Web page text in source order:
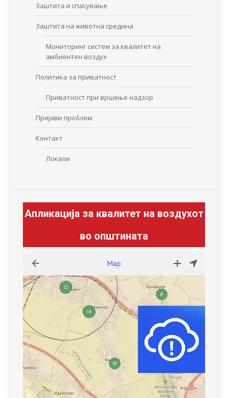
Заштита и спасување
Заштита на животна средина
Мониторинг систем за квалитет на
амбиентен воздух
Политика за приватност
Приватност при вршење надзор
Пријави проблем
Контакт
Локали
Апликација за квалитет на воздухот
во општината